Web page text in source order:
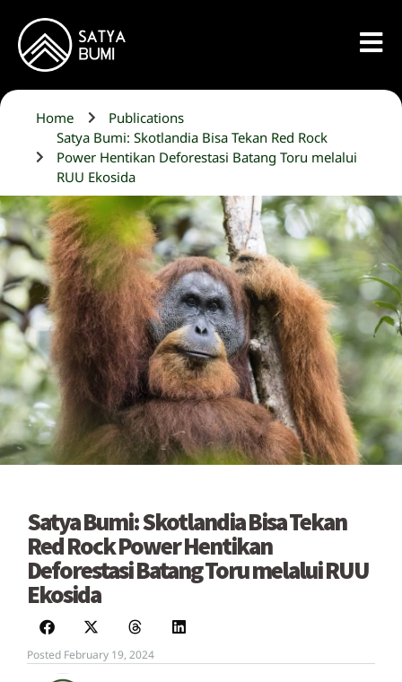
Home
Publications
Satya Bumi: Skotlandia Bisa Tekan Red Rock
Power Hentikan Deforestasi Batang Toru melalui
RUU Ekosida
Satya Bumi: Skotlandia Bisa Tekan
Red Rock Power Hentikan
Deforestasi Batang Toru melalui RUU
Ekosida
Posted February 19, 2024